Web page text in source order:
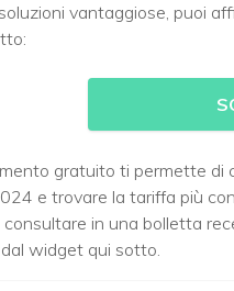
vantaggiose, puoi
gratuito ti permette di
e trovare la tariffa più
consultare in una bolletta
widget qui sotto.